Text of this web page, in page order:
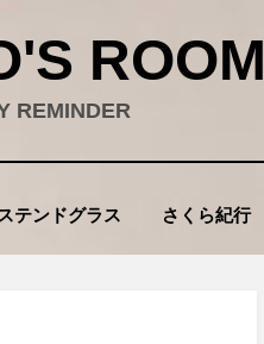
ROOM
REMINDER
ステンドグラス さくら紀行